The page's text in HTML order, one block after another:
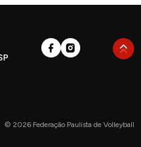
© 2026 Federação Paulista de Volleyball